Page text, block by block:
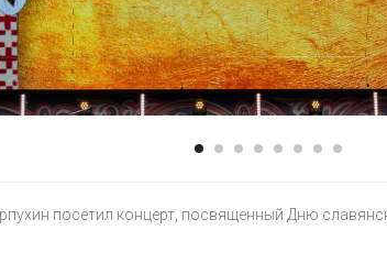
посетил концерт, посвященный Дню